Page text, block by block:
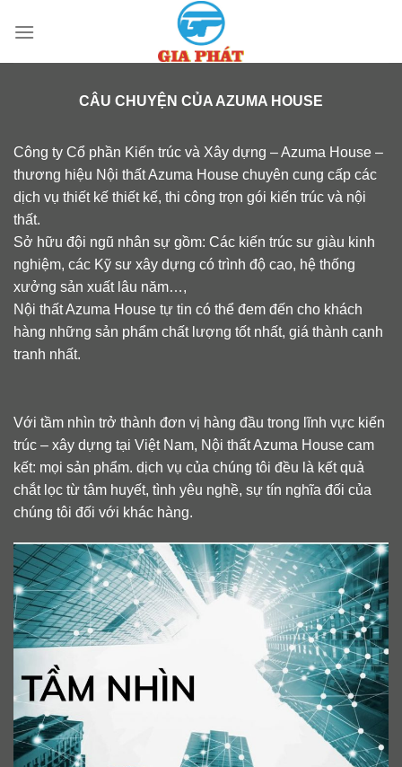
CÂU CHUYỆN CỦA AZUMA HOUSE
Công ty Cổ phần Kiến trúc và Xây dựng – Azuma House –
thương hiệu Nội thất Azuma House chuyên cung cấp các
dịch vụ thiết kế thiết kế, thi công trọn gói kiến trúc và nội
thất.
Sở hữu đội ngũ nhân sự gồm: Các kiến trúc sư giàu kinh
nghiệm, các Kỹ sư xây dựng có trình độ cao, hệ thống
xưởng sản xuất lâu năm…,
Nội thất Azuma House tự tin có thể đem đến cho khách
hàng những sản phẩm chất lượng tốt nhất, giá thành cạnh
tranh nhất.
Với tầm nhìn trở thành đơn vị hàng đầu trong lĩnh vực kiến
trúc – xây dựng tại Việt Nam, Nội thất Azuma House cam
kết: mọi sản phẩm. dịch vụ của chúng tôi đều là kết quả
chắt lọc từ tâm huyết, tình yêu nghề, sự tín nghĩa đối của
chúng tôi đối với khác hàng.